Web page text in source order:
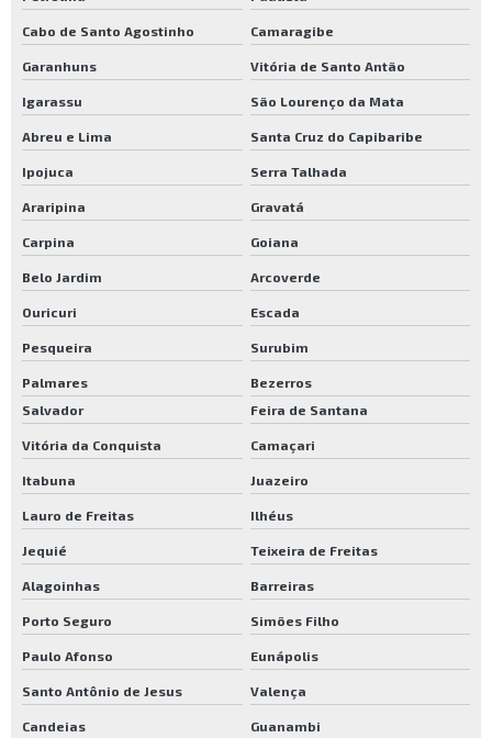
Cabo de Santo Agostinho Camaragibe
Garanhuns Vitória de Santo Antão
Igarassu São Lourenço da Mata
Abreu e Lima Santa Cruz do Capibaribe
Ipojuca Serra Talhada
Araripina Gravatá
Carpina Goiana
Belo Jardim Arcoverde
Ouricuri Escada
Pesqueira Surubim
Palmares
Bezerros
Salvador
Feira de Santana
Vitória da Conquista Camaçari
Itabuna Juazeiro
Lauro de Freitas Ilhéus
Jequié Teixeira de Freitas
Alagoinhas Barreiras
Porto Seguro Simões Filho
Paulo Afonso Eunápolis
Santo Antônio de Jesus Valença
Candeias Guanambi